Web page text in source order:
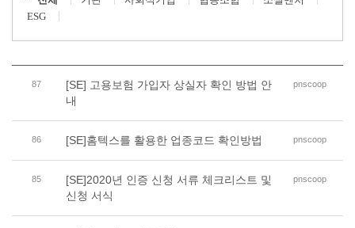
ESG
87
[SE] 고용보험 가입자 상실자 확인 방법 안
내
pnscoop
86 [SE]홈텍스를 활용한 업종코드 확인방법 pnscoop
85
[SE]2020년 인증 신청 서류 체크리스트 및
신청 서식
pnscoop